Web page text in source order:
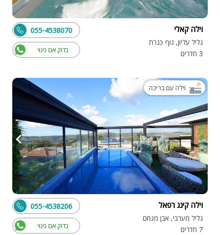
וילה קאלי
גליל עליון, נוף כנרת
3 חדרים
בדוק אם פנוי
055-4538070
וילה עם בריכה
וילה קינג רפאל
גליל מערבי, אבן מנחם
7 חדרים
בדוק אם פנוי
055-4538206